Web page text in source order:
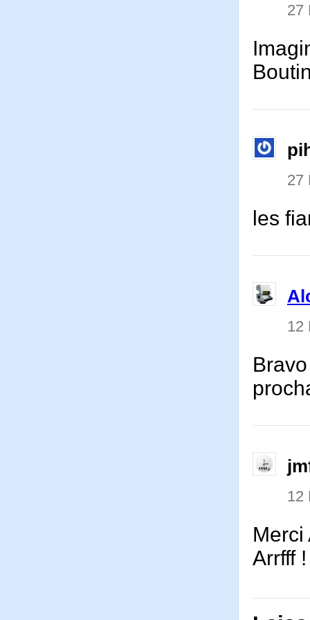
27
27
les
12
12
Merci
Arrfff !